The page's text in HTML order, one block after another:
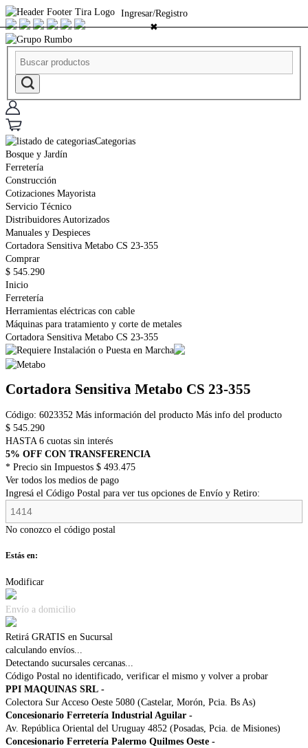
Categorias
Bosque y Jardín
Ferretería
Construcción
Cotizaciones Mayorista
Servicio Técnico
Distribuidores Autorizados
Manuales y Despieces
Cortadora Sensitiva Metabo CS 23-355
Comprar
$ 545.290
Inicio
Ferretería
Herramientas eléctricas con cable
Máquinas para tratamiento y corte de metales
Cortadora Sensitiva Metabo CS 23-355
Cortadora Sensitiva Metabo CS 23-355
Código: 6023352 Más información del producto Más info del producto
$ 545.290
HASTA 6 cuotas sin interés
5% OFF CON TRANSFERENCIA
* Precio sin Impuestos $ 493.475
Ver todos los medios de pago
Ingresá el Código Postal para ver tus opciones de Envío y Retiro:
No conozco el código postal
Estás en:
Modificar
Envío a domicilio
Retirá GRATIS en Sucursal
calculando envíos...
Detectando sucursales cercanas...
Código Postal no identificado, verificar el mismo y volver a probar
PPI MAQUINAS SRL -
Colectora Sur Acceso Oeste 5080 (Castelar, Morón, Pcia. Bs As)
Concesionario Ferretería Industrial Aguilar -
Av. República Oriental del Uruguay 4852 (Posadas, Pcia. de Misiones)
Concesionario Ferretería Palermo Quilmes Oeste -
Ingresar/Registro
✖